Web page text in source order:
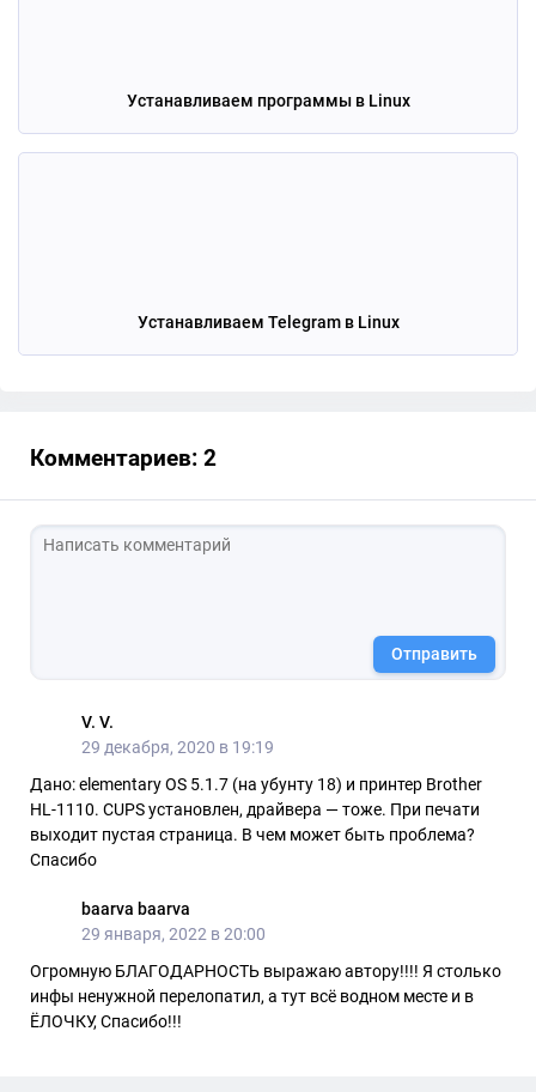
Устанавливаем программы в Linux
Устанавливаем Telegram в Linux
Комментариев: 2
Отправить
V. V.
29 декабря, 2020 в 19:19
Дано: elementary OS 5.1.7 (на убунту 18) и принтер Brother
HL-1110. CUPS установлен, драйвера — тоже. При печати
выходит пустая страница. В чем может быть проблема?
Спасибо
baarva baarva
29 января, 2022 в 20:00
Огромную БЛАГОДАРНОСТЬ выражаю автору!!!! Я столько
инфы ненужной перелопатил, а тут всё водном месте и в
ЁЛОЧКУ, Спасибо!!!